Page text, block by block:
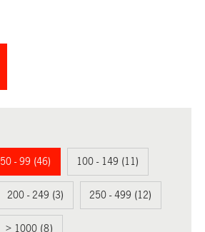
50 - 99 (46) 100 - 149 (11)
200 - 249 (3) 250 - 499 (12)
> 1000 (8)